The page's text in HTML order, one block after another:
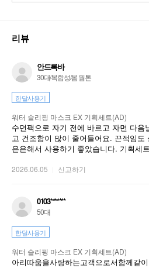
리뷰
안드록바
30대/복합성/봄 웜톤
한달사용기
워터 슬리핑 마스크 EX 기획세트(AD)
수면팩으로 자기 전에 바르고 자면 다음
고 건조함이 많이 줄어들어요. 끈적임도
은은해서 사용하기 좋았습니다. 기획세
2026.06.05 신고하기
0103*******
50대
한달사용기
워터 슬리핑 마스크 EX 기획세트(AD)
아리따움을사랑하는고객으로서함께같